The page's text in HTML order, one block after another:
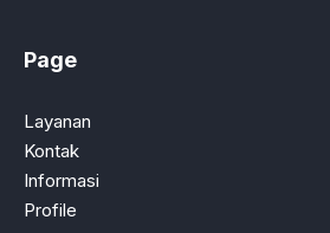
Page
Layanan
Kontak
Informasi
Profile